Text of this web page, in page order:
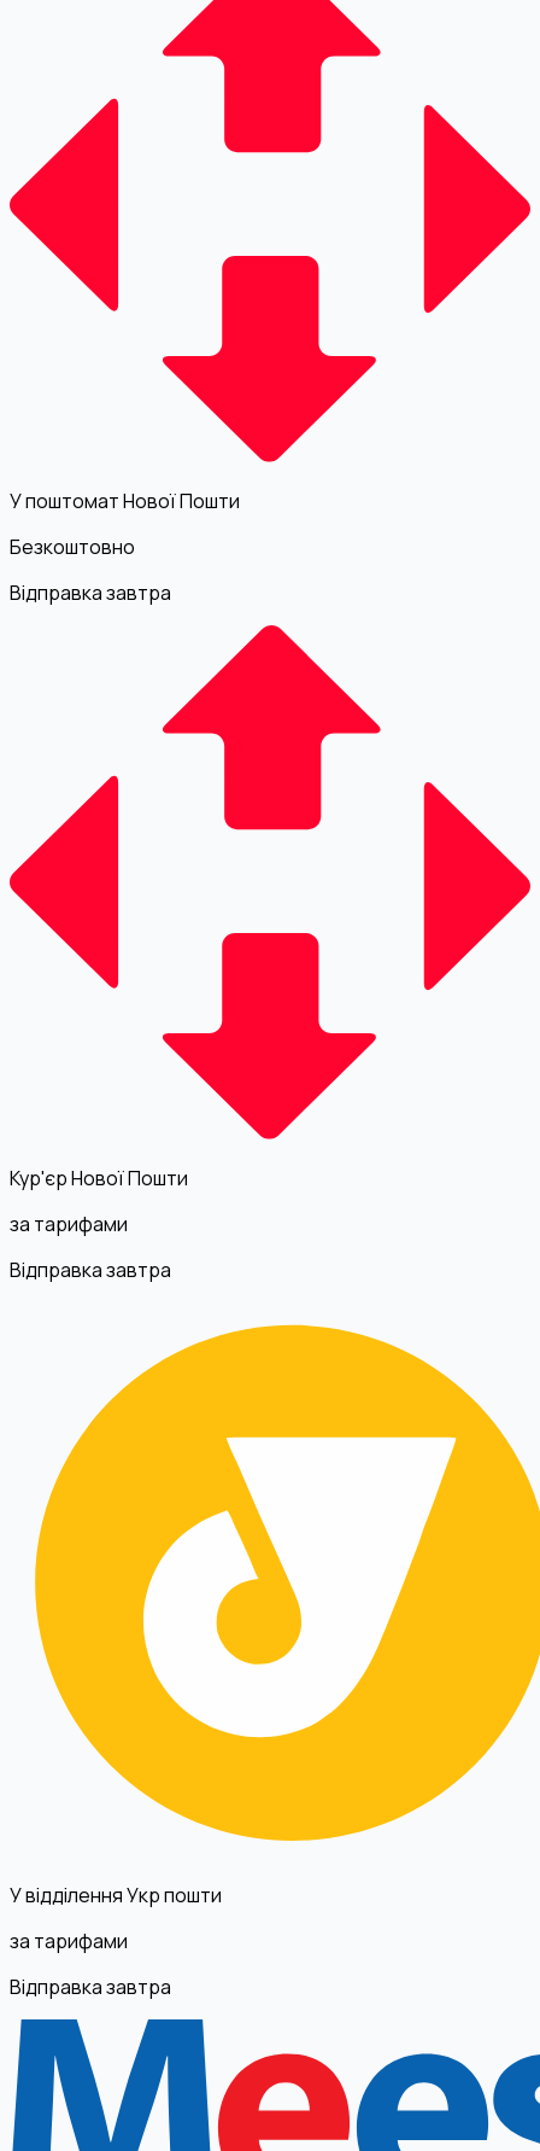
У поштомат Нової Пошти
Безкоштовно
Відправка завтра
Кур'єр Нової Пошти
за тарифами
Відправка завтра
У відділення Укр пошти
за тарифами
Відправка завтра